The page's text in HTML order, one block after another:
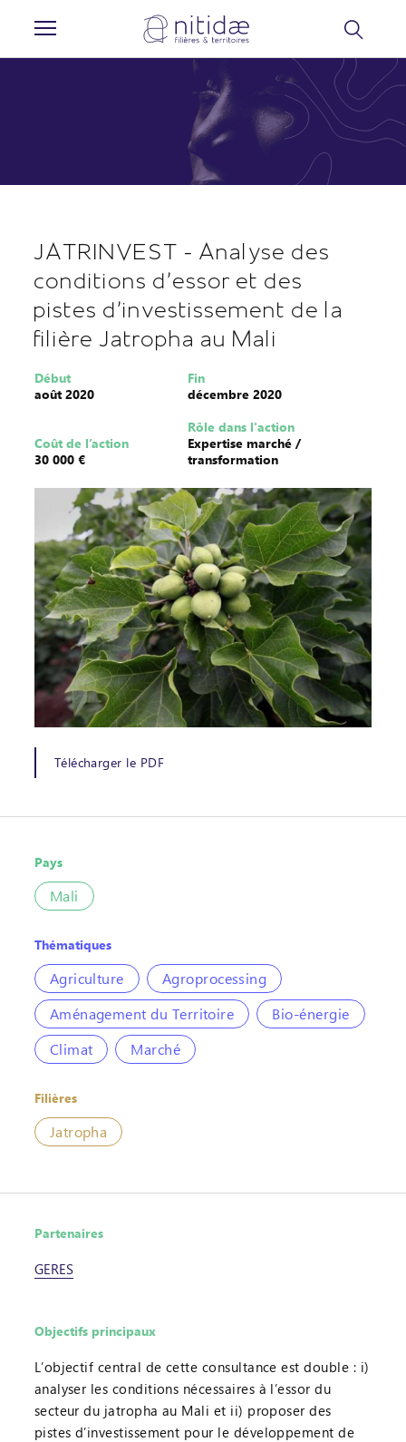
JATRINVEST - Analyse des
conditions d'essor et des
pistes d’investissement de la
filière Jatropha au Mali
Début
août 2020
Fin
décembre 2020
Coût de l’action
30 000 €
Rôle dans l'action
Expertise marché /
transformation
Télécharger le PDF
Pays
Mali
Thématiques
Agriculture
Agroprocessing
Aménagement du Territoire
Bio-énergie
Climat
Marché
Filières
Jatropha
Partenaires
GERES
Objectifs principaux
L’objectif central de cette consultance est double : i)
analyser les conditions nécessaires à l’essor du
secteur du jatropha au Mali et ii) proposer des
pistes d’investissement pour le développement de
Panneau de gestion des cookies